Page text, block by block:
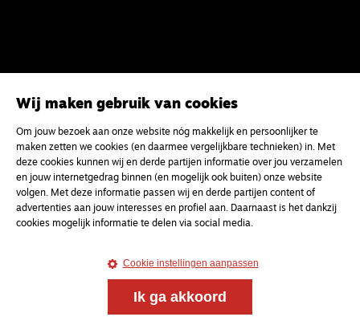
MagazineOnderweg
Onderweg is een platform voor ontmoeting, vorming
en gesprek voor christenen onderweg, in het bijzonder
voor de Nederlandse Gereformeerde Kerken.
Kvk-nummer 33277063
NL46 INGB 0117 5827 86
info@onderwegonline.nl
Wij maken gebruik van cookies
Om jouw bezoek aan onze website nóg makkelijk en persoonlijker te
maken zetten we cookies (en daarmee vergelijkbare technieken) in. Met
deze cookies kunnen wij en derde partijen informatie over jou verzamelen
en jouw internetgedrag binnen (en mogelijk ook buiten) onze website
volgen. Met deze informatie passen wij en derde partijen content of
advertenties aan jouw interesses en profiel aan. Daarnaast is het dankzij
cookies mogelijk informatie te delen via social media.
Cookie instellingen aanpassen
Ik ga akkoord